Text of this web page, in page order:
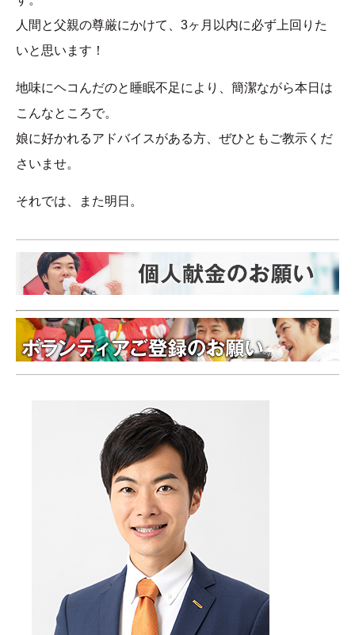
人間と父親の尊厳にかけて、3ヶ月以内に必ず上回りた
いと思います！
地味にヘコんだのと睡眠不足により、簡潔ながら本日は
こんなところで。
娘に好かれるアドバイスがある方、ぜひともご教示くだ
さいませ。
それでは、また明日。